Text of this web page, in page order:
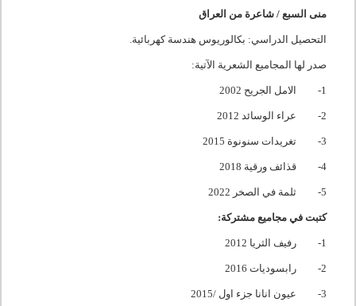
منى السبع / شاعرة من العراق
التحصيل الدراسي: بكالوريوس هندسة كهربائية.
صدر لها المجاميع الشعرية الآتية:
1- الامل الجريح 2002
2- عراء الوسائد 2012
3- تغريدات سنونوة 2015
4- قذائف ورقية 2018
5- ثلمة في الصخر 2022
كتبت في مجاميع مشتركة:
1- رفيف الثريا 2012
2- رابسوديات 2016
3- عيون انانا جزء اول /2015